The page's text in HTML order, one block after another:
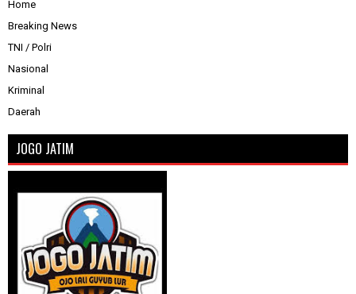
Home
Breaking News
TNI / Polri
Nasional
Kriminal
Daerah
JOGO JATIM